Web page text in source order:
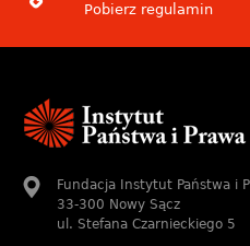
Pobierz regulamin
Fundacja Instytut Państwa i
33-300 Nowy Sącz
ul. Stefana Czarnieckiego 5